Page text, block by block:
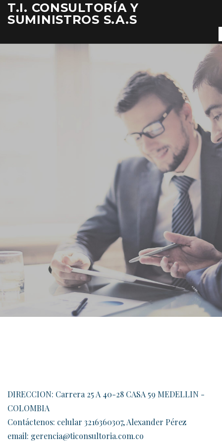
T.I. CONSULTORÍA Y
SUMINISTROS S.A.S
DIRECCION: Carrera 25 A 40-28 CASA 59 MEDELLIN -
COLOMBIA
Contáctenos: celular 3216360307, Alexander Pérez
email: gerencia@ticonsultoria.com.co